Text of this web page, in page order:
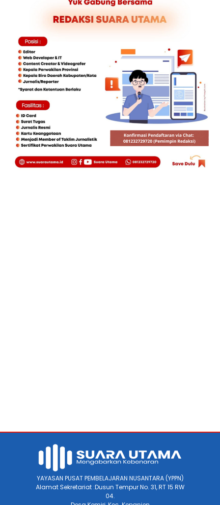
YAYASAN PUSAT PEMBELAJARAN NUSANTARA (YPPN)
Alamat Sekretariat :Dusun Tempur No. 31, RT 15 RW
04.